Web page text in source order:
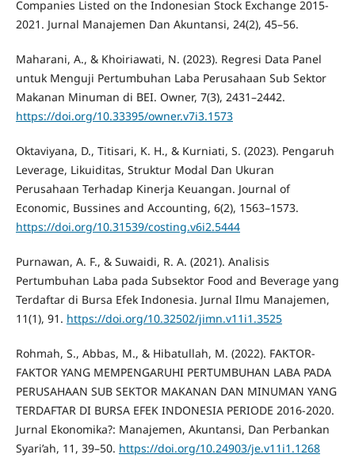
Companies Listed on the Indonesian Stock Exchange 2015-
2021. Jurnal Manajemen Dan Akuntansi, 24(2), 45–56.
Maharani, A., & Khoiriawati, N. (2023). Regresi Data Panel
untuk Menguji Pertumbuhan Laba Perusahaan Sub Sektor
Makanan Minuman di BEI. Owner, 7(3), 2431–2442.
https://doi.org/10.33395/owner.v7i3.1573
Oktaviyana, D., Titisari, K. H., & Kurniati, S. (2023). Pengaruh
Leverage, Likuiditas, Struktur Modal Dan Ukuran
Perusahaan Terhadap Kinerja Keuangan. Journal of
Economic, Bussines and Accounting, 6(2), 1563–1573.
https://doi.org/10.31539/costing.v6i2.5444
Purnawan, A. F., & Suwaidi, R. A. (2021). Analisis
Pertumbuhan Laba pada Subsektor Food and Beverage yang
Terdaftar di Bursa Efek Indonesia. Jurnal Ilmu Manajemen,
11(1), 91. https://doi.org/10.32502/jimn.v11i1.3525
Rohmah, S., Abbas, M., & Hibatullah, M. (2022). FAKTOR-
FAKTOR YANG MEMPENGARUHI PERTUMBUHAN LABA PADA
PERUSAHAAN SUB SEKTOR MAKANAN DAN MINUMAN YANG
TERDAFTAR DI BURSA EFEK INDONESIA PERIODE 2016-2020.
Jurnal Ekonomika?: Manajemen, Akuntansi, Dan Perbankan
Syari’ah, 11, 39–50. https://doi.org/10.24903/je.v11i1.1268